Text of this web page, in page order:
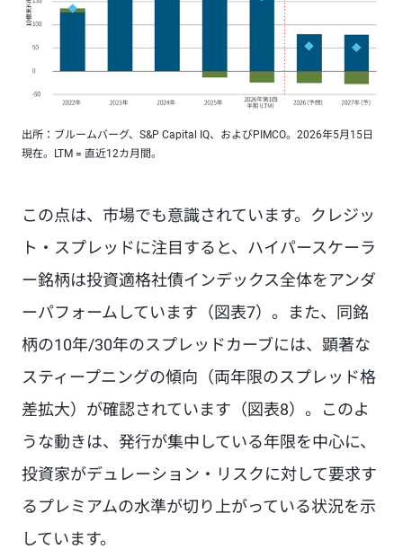
出所：ブルームバーグ、S&P Capital IQ、およびPIMCO。2026年5月15日
現在。LTM = 直近12カ月間。
この点は、市場でも意識されています。クレジッ
ト・スプレッドに注目すると、ハイパースケーラ
ー銘柄は投資適格社債インデックス全体をアンダ
ーパフォームしています（図表7）。また、同銘
柄の10年/30年のスプレッドカーブには、顕著な
スティープニングの傾向（両年限のスプレッド格
差拡大）が確認されています（図表8）。このよ
うな動きは、発行が集中している年限を中心に、
投資家がデュレーション・リスクに対して要求す
るプレミアムの水準が切り上がっている状況を示
しています。